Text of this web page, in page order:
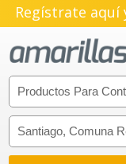
Regístrate aquí